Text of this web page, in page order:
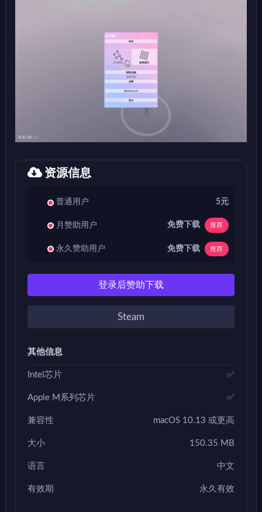
资源信息
普通用户 5元
月赞助用户 免费下载 推荐
永久赞助用户 免费下载 推荐
登录后赞助下载
Steam
其他信息
Intel芯片 ✅
Apple M系列芯片 ✅
兼容性 macOS 10.13 或更高
大小 150.35 MB
语言 中文
有效期 永久有效